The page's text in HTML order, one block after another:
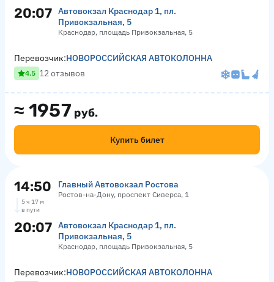
20:07 Автовокзал Краснодар 1, пл.
Привокзальная, 5
Краснодар, площадь Привокзальная, 5
≈ 1957 руб.
Купить билет
Перевозчик:НОВОРОССИЙСКАЯ АВТОКОЛОННА
4.5 12 отзывов
14:50 Главный Автовокзал Ростова
Ростов-на-Дону, проспект Сиверса, 1
5 ч 17 м
в пути
20:07 Автовокзал Краснодар 1, пл.
Привокзальная, 5
Краснодар, площадь Привокзальная, 5
Перевозчик:НОВОРОССИЙСКАЯ АВТОКОЛОННА